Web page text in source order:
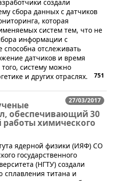
создали
сбора данных с датчиков
которая
систем тем, что не
информации с
способна отслеживать
датчиков и время
систему можно
и других отраслях.
751
27/03/2017
обеспечивающий 30
химического
ядерной физики (ИЯФ) СО
государственного
(НГТУ) создали
сплавления титана и